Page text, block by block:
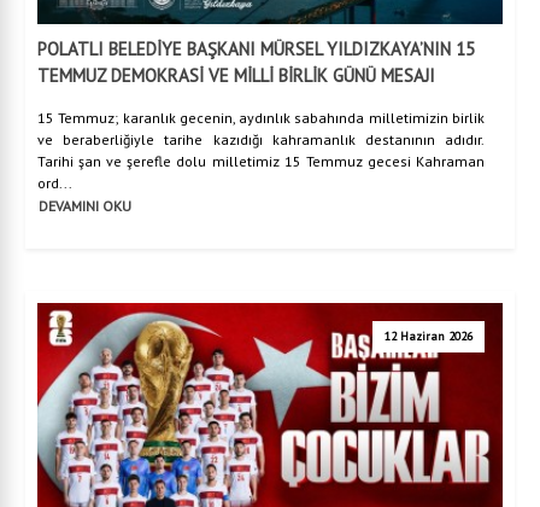
POLATLI BELEDİYE BAŞKANI MÜRSEL YILDIZKAYA’NIN 15
TEMMUZ DEMOKRASİ VE MİLLİ BİRLİK GÜNÜ MESAJI
15 Temmuz; karanlık gecenin, aydınlık sabahında milletimizin birlik
ve beraberliğiyle tarihe kazıdığı kahramanlık destanının adıdır.
Tarihi şan ve şerefle dolu milletimiz 15 Temmuz gecesi Kahraman
ord...
DEVAMINI OKU
12 Haziran 2026